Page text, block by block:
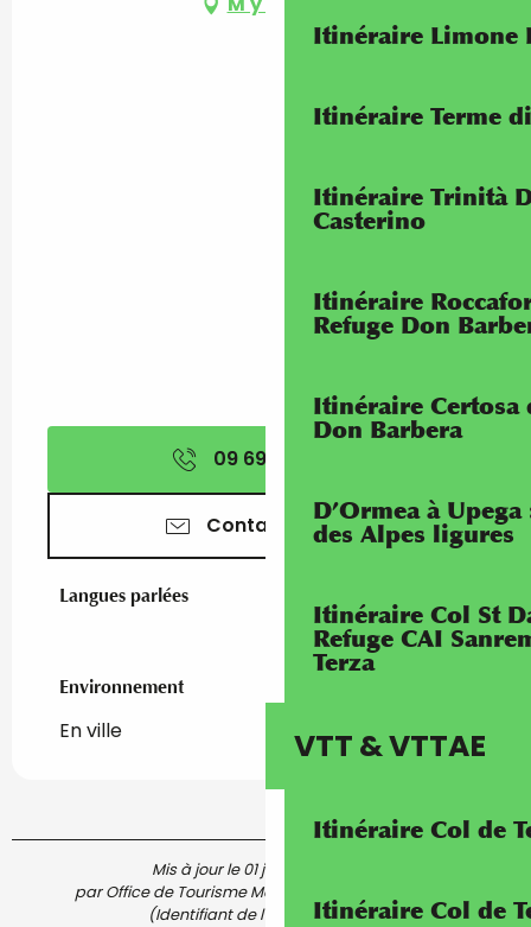
Itinéraire Limone
Itinéraire Terme
Itinéraire Trinità
Casterino
Itinéraire
Refuge Don
Itinéraire Certosa
Don Barbera
D’Ormea à
des Alpes ligures
Itinéraire Col St
Refuge CAI
Terza
VTT & VTTAE
Itinéraire Col de
Itinéraire Col de
09 69 39 09
Contactez-nous
Langues parlées
Langues parlées
Environnement
Environnement
En ville
Mis à jour le 01 juin 2026 à 14:43
par Office de Tourisme Menton, Riviera & Merveilles
(Identifiant de l'offre :
7066565)